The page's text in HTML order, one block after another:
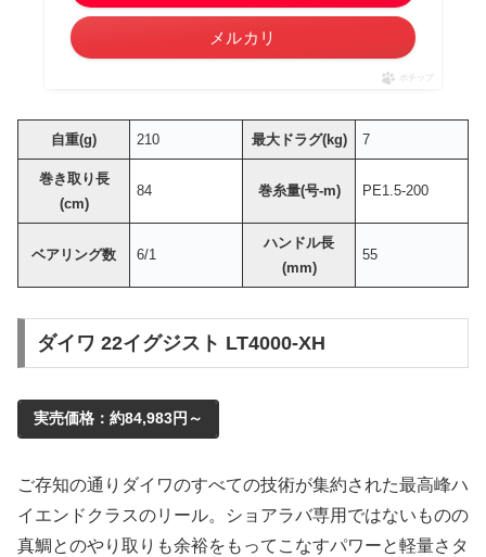
メルカリ
ポチップ
自重(g) 210 最大ドラグ(kg) 7
巻き取り長
(cm)
84 巻糸量(号-m) PE1.5-200
ベアリング数 6/1
ハンドル長
(mm)
55
ダイワ 22イグジスト LT4000-XH
実売価格：約84,983円～
ご存知の通りダイワのすべての技術が集約された最高峰ハ
イエンドクラスのリール。ショアラバ専用ではないものの
真鯛とのやり取りも余裕をもってこなすパワーと軽量さタ